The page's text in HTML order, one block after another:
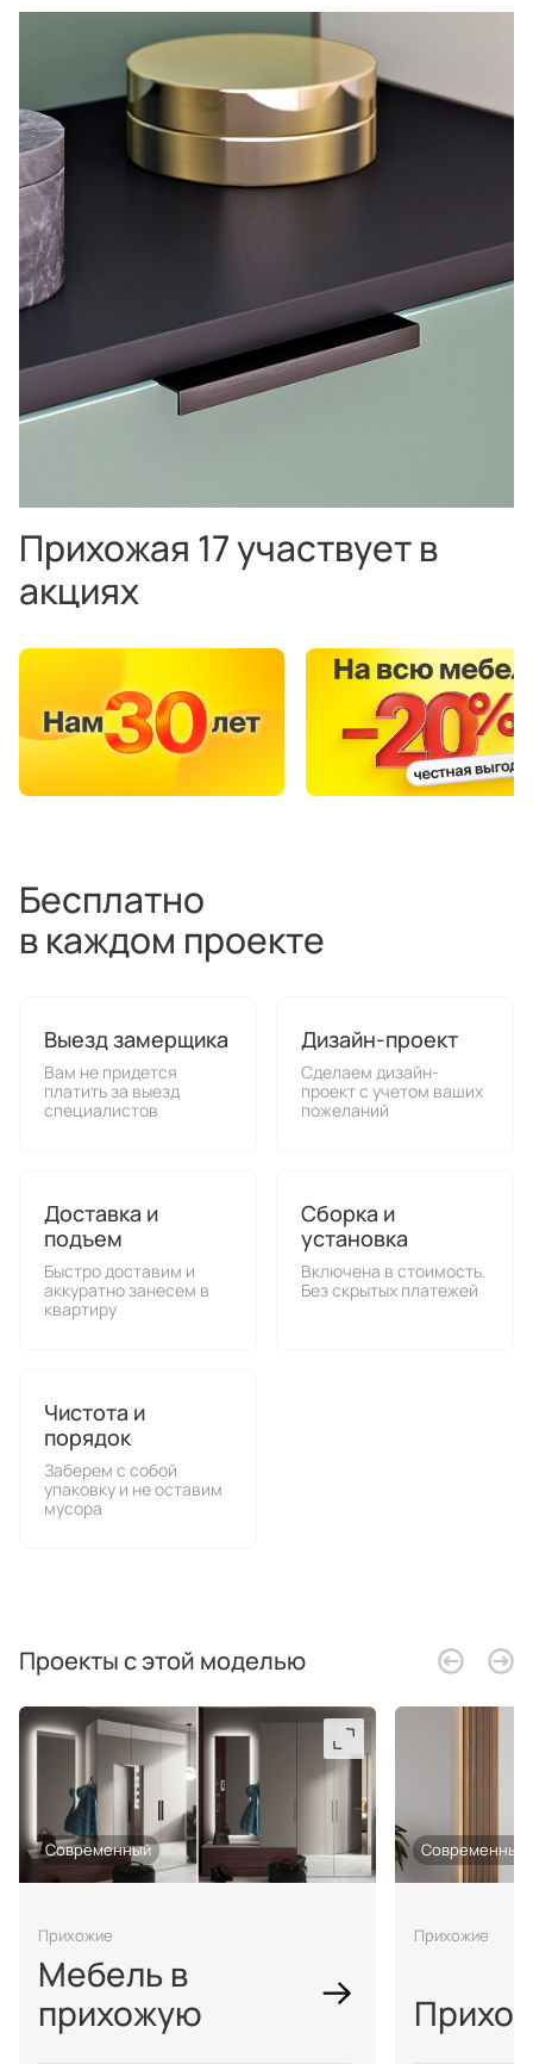
Прихожая 17 участвует в
акциях
Бесплатно
в каждом проекте
Выезд замерщика
Вам не придется
платить за выезд
специалистов
Дизайн-проект
Сделаем дизайн-
проект с учетом ваших
пожеланий
Доставка и
подъем
Быстро доставим и
аккуратно занесем в
квартиру
Сборка и
установка
Включена в стоимость.
Без скрытых платежей
Чистота и
порядок
Заберем с собой
упаковку и не оставим
мусора
Проекты с этой моделью
Современный
Прихожие
Мебель в
прихожую
Современный
Прихожие